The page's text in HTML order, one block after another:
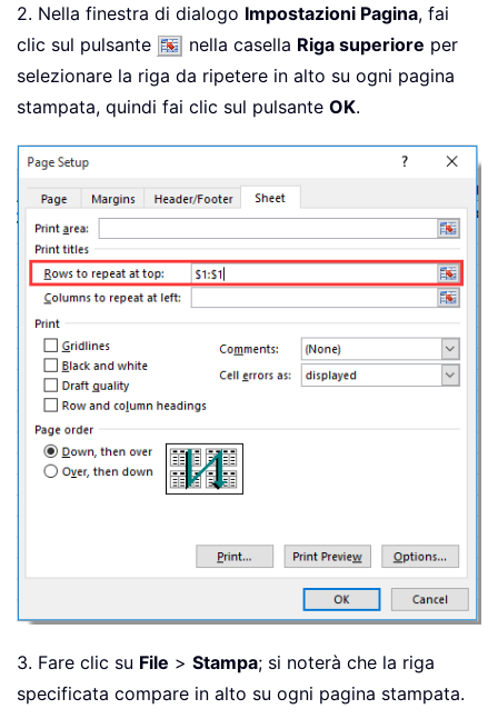
2. Nella finestra di dialogo Impostazioni Pagina, fai
clic sul pulsante
nella casella Riga superiore per
selezionare la riga da ripetere in alto su ogni pagina
stampata, quindi fai clic sul pulsante OK.
3. Fare clic su File > Stampa; si noterà che la riga
specificata compare in alto su ogni pagina stampata.